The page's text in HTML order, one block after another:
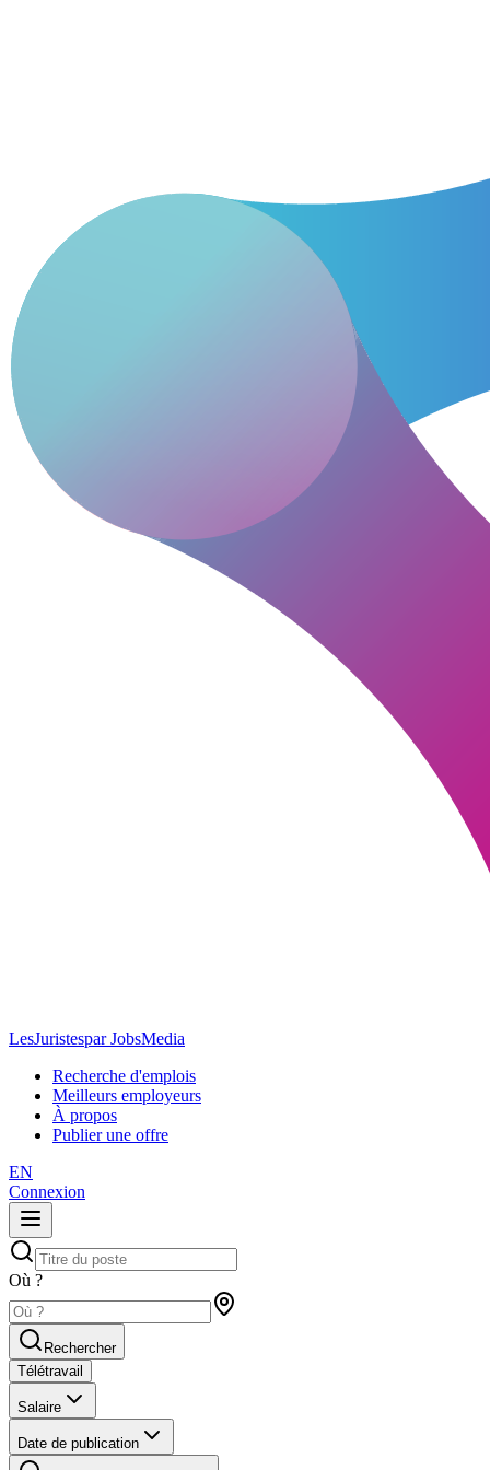
LesJuristespar JobsMedia
Recherche d'emplois
Meilleurs employeurs
À propos
Publier une offre
EN
Connexion
Où ?
Rechercher
Télétravail
Salaire
Date de publication